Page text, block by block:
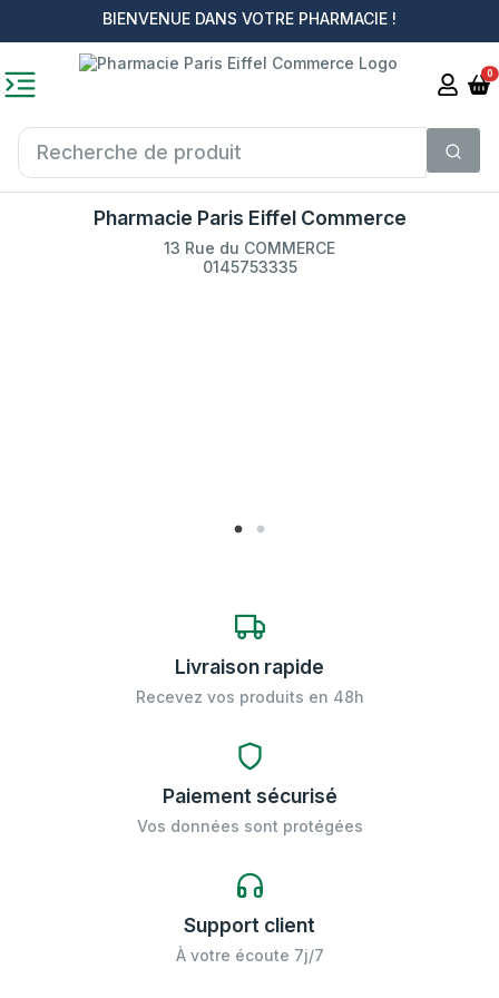
BIENVENUE DANS VOTRE PHARMACIE !
0
Pharmacie Paris Eiffel Commerce
13 Rue du COMMERCE
0145753335
Livraison rapide
Recevez vos produits en 48h
Paiement sécurisé
Vos données sont protégées
Support client
À votre écoute 7j/7